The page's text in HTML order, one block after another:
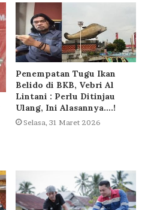
Penempatan Tugu Ikan
Belido di BKB, Vebri Al
Lintani : Perlu Ditinjau
Ulang, Ini Alasannya….!
Selasa, 31 Maret 2026